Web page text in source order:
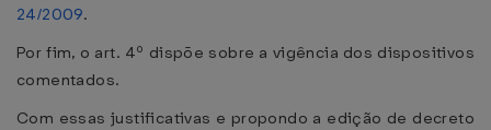
24/2009.
Por fim, o art. 4º dispõe sobre a vigência dos dispositivos
comentados.
Com essas justificativas e propondo a edição de decreto